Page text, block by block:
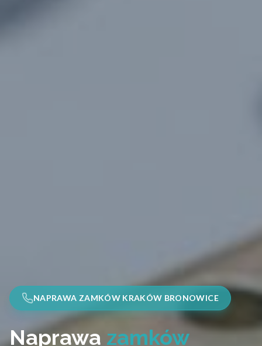
NAPRAWA ZAMKÓW KRAKÓW BRONOWICE
Naprawa zamków